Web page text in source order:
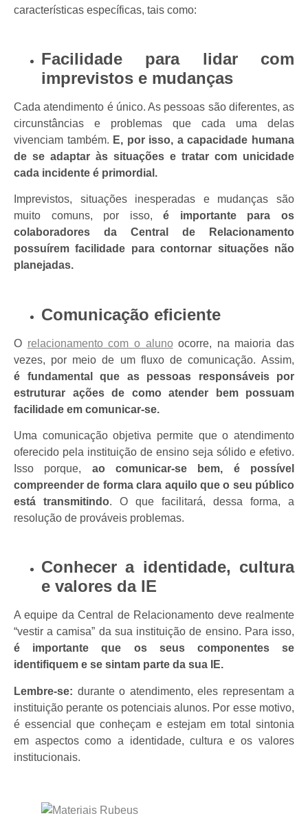
características específicas, tais como:
Facilidade para lidar com
imprevistos e mudanças
Cada atendimento é único. As pessoas são diferentes, as
circunstâncias e problemas que cada uma delas
vivenciam também. E, por isso, a capacidade humana
de se adaptar às situações e tratar com unicidade
cada incidente é primordial.
Imprevistos, situações inesperadas e mudanças são
muito comuns, por isso,é importante para os
colaboradores da Central de Relacionamento
possuírem facilidade para contornar situações não
planejadas.
Comunicação eficiente
O relacionamento com o alunoocorre, na maioria das
vezes, por meio de um fluxo de comunicação. Assim,
é fundamental que as pessoas responsáveis por
estruturar ações de como atender bem possuam
facilidade em comunicar-se.
Uma comunicação objetiva permite que o atendimento
oferecido pela instituição de ensino seja sólido e efetivo.
Isso porque, ao comunicar-se bem, é possível
compreender de forma clara aquilo que o seu público
está transmitindo. O que facilitará, dessa forma, a
resolução de prováveis problemas.
Conhecer a identidade, cultura
e valores da IE
A equipe da Central de Relacionamento deve realmente
“vestir a camisa” da sua instituição de ensino. Para isso,
é importante que os seus componentes se
identifiquem e se sintam parte da sua IE.
Lembre-se: durante o atendimento, eles representam a
instituição perante os potenciais alunos. Por esse motivo,
é essencial que conheçam e estejam em total sintonia
em aspectos como a identidade, cultura e os valores
institucionais.